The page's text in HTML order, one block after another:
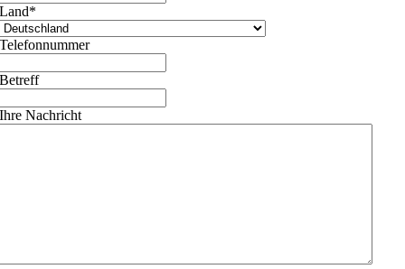
Land*
Telefonnummer
Betreff
Ihre Nachricht